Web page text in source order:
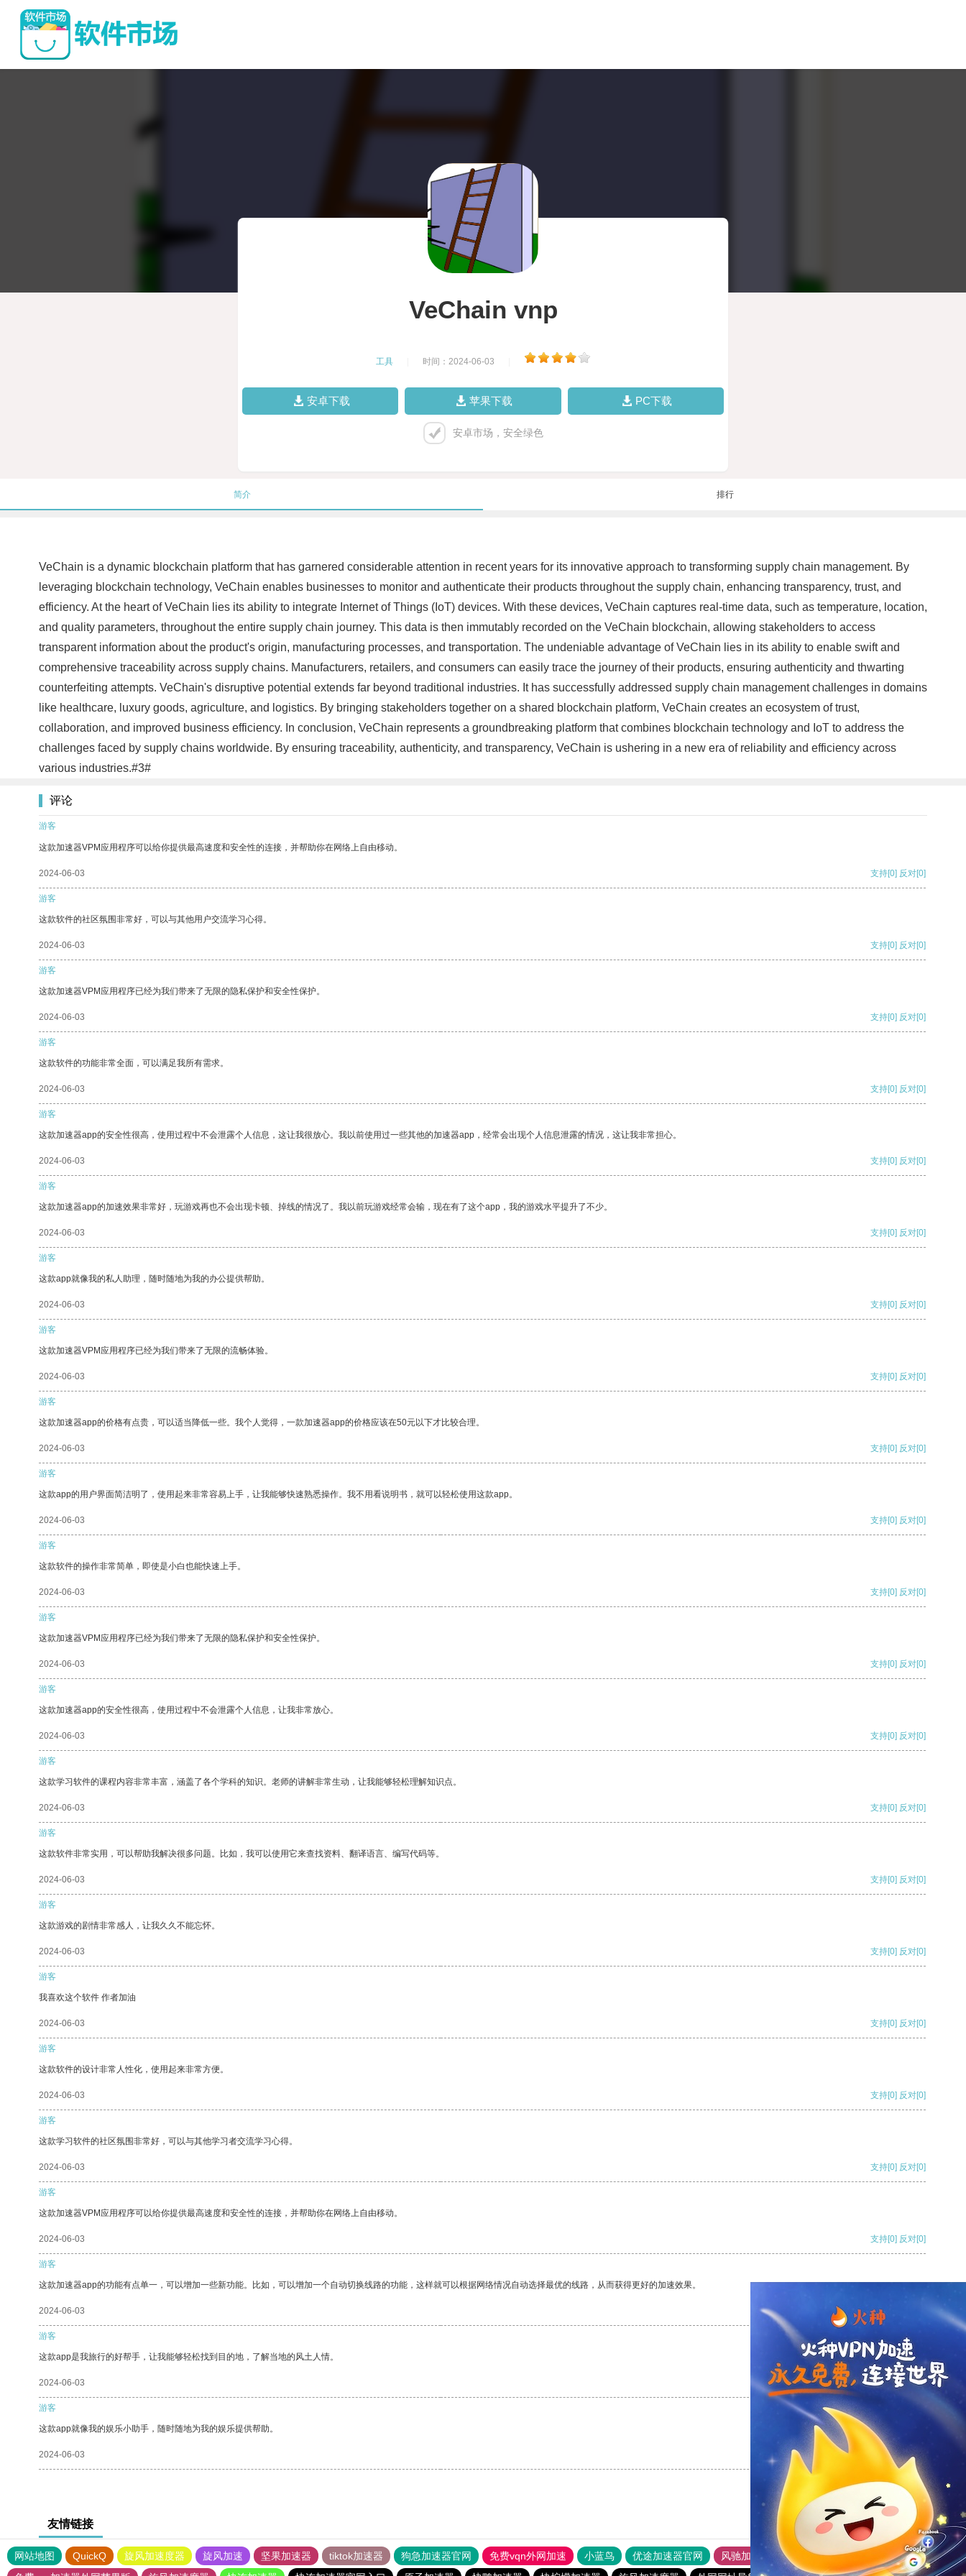
VeChain vnp
工具 时间：2024-06-03
安卓下载 苹果下载 PC下载
安卓市场，安全绿色
简介 排行
VeChain is a dynamic blockchain platform that has garnered considerable attention in recent years for its innovative approach to transforming supply chain management. By
leveraging blockchain technology, VeChain enables businesses to monitor and authenticate their products throughout the supply chain, enhancing transparency, trust, and
efficiency. At the heart of VeChain lies its ability to integrate Internet of Things (IoT) devices. With these devices, VeChain captures real-time data, such as temperature, location,
and quality parameters, throughout the entire supply chain journey. This data is then immutably recorded on the VeChain blockchain, allowing stakeholders to access
transparent information about the product's origin, manufacturing processes, and transportation. The undeniable advantage of VeChain lies in its ability to enable swift and
comprehensive traceability across supply chains. Manufacturers, retailers, and consumers can easily trace the journey of their products, ensuring authenticity and thwarting
counterfeiting attempts. VeChain's disruptive potential extends far beyond traditional industries. It has successfully addressed supply chain management challenges in domains
like healthcare, luxury goods, agriculture, and logistics. By bringing stakeholders together on a shared blockchain platform, VeChain creates an ecosystem of trust,
collaboration, and improved business efficiency. In conclusion, VeChain represents a groundbreaking platform that combines blockchain technology and IoT to address the
challenges faced by supply chains worldwide. By ensuring traceability, authenticity, and transparency, VeChain is ushering in a new era of reliability and efficiency across
various industries.#3#
评论
游客
这款加速器VPM应用程序可以给你提供最高速度和安全性的连接，并帮助你在网络上自由移动。
2024-06-03 支持[0] 反对[0]
游客
这款软件的社区氛围非常好，可以与其他用户交流学习心得。
2024-06-03 支持[0] 反对[0]
游客
这款加速器VPM应用程序已经为我们带来了无限的隐私保护和安全性保护。
2024-06-03 支持[0] 反对[0]
游客
这款软件的功能非常全面，可以满足我所有需求。
2024-06-03 支持[0] 反对[0]
游客
这款加速器app的安全性很高，使用过程中不会泄露个人信息，这让我很放心。我以前使用过一些其他的加速器app，经常会出现个人信息泄露的情况，这让我非常担心。
2024-06-03 支持[0] 反对[0]
游客
这款加速器app的加速效果非常好，玩游戏再也不会出现卡顿、掉线的情况了。我以前玩游戏经常会输，现在有了这个app，我的游戏水平提升了不少。
2024-06-03 支持[0] 反对[0]
游客
这款app就像我的私人助理，随时随地为我的办公提供帮助。
2024-06-03 支持[0] 反对[0]
游客
这款加速器VPM应用程序已经为我们带来了无限的流畅体验。
2024-06-03 支持[0] 反对[0]
游客
这款加速器app的价格有点贵，可以适当降低一些。我个人觉得，一款加速器app的价格应该在50元以下才比较合理。
2024-06-03 支持[0] 反对[0]
游客
这款app的用户界面简洁明了，使用起来非常容易上手，让我能够快速熟悉操作。我不用看说明书，就可以轻松使用这款app。
2024-06-03 支持[0] 反对[0]
游客
这款软件的操作非常简单，即使是小白也能快速上手。
2024-06-03 支持[0] 反对[0]
游客
这款加速器VPM应用程序已经为我们带来了无限的隐私保护和安全性保护。
2024-06-03 支持[0] 反对[0]
游客
这款加速器app的安全性很高，使用过程中不会泄露个人信息，让我非常放心。
2024-06-03 支持[0] 反对[0]
游客
这款学习软件的课程内容非常丰富，涵盖了各个学科的知识。老师的讲解非常生动，让我能够轻松理解知识点。
2024-06-03 支持[0] 反对[0]
游客
这款软件非常实用，可以帮助我解决很多问题。比如，我可以使用它来查找资料、翻译语言、编写代码等。
2024-06-03 支持[0] 反对[0]
游客
这款游戏的剧情非常感人，让我久久不能忘怀。
2024-06-03 支持[0] 反对[0]
游客
我喜欢这个软件 作者加油
2024-06-03 支持[0] 反对[0]
游客
这款软件的设计非常人性化，使用起来非常方便。
2024-06-03 支持[0] 反对[0]
游客
这款学习软件的社区氛围非常好，可以与其他学习者交流学习心得。
2024-06-03 支持[0] 反对[0]
游客
这款加速器VPM应用程序可以给你提供最高速度和安全性的连接，并帮助你在网络上自由移动。
2024-06-03 支持[0] 反对[0]
游客
这款加速器app的功能有点单一，可以增加一些新功能。比如，可以增加一个自动切换线路的功能，这样就可以根据网络情况自动选择最优的线路，从而获得更好的加速效果。
2024-06-03 支持
游客
这款app是我旅行的好帮手，让我能够轻松找到目的地，了解当地的风土人情。
2024-06-03 支持[0] 反对[0]
游客
这款app就像我的娱乐小助手，随时随地为我的娱乐提供帮助。
2024-06-03 支持[0] 反对[0]
友情链接
网站地图 QuickQ 旋风加速度器 旋风加速 坚果加速器 tiktok加速器 狗急加速器官网 免费vqn外网加速 小蓝鸟 优途加速器官网 风驰加速器
旋风加速器